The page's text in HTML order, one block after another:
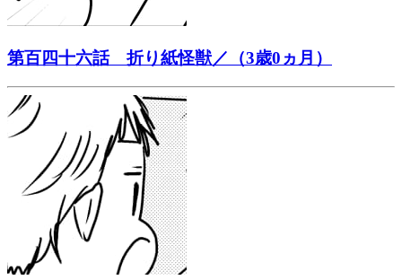
第百四十六話 折り紙怪獣／（3歳0ヵ月）